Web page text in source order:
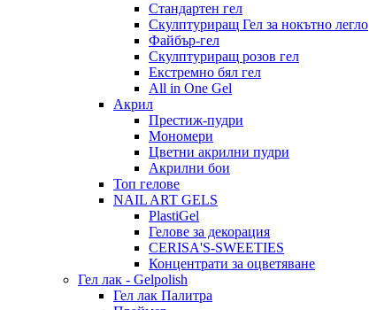
Стандартен гел
Скулптуриращ Гел за нокътно легло
Файбър-гел
Скулптуриращ розов гел
Екстремно бял гел
All in One Gel
Акрил
Престиж-пудри
Мономери
Цветни акрилни пудри
Акрилни бои
Топ гелове
NAIL ART GELS
PlastiGel
Гелове за декорация
CERISA'S-SWEETIES
Концентрати за оцветяване
Гел лак - Gelpolish
Гел лак Палитра